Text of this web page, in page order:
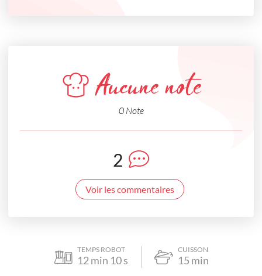
Aucune note
0 Note
2
Voir les commentaires
TEMPS ROBOT
12min 10s
CUISSON
15 min